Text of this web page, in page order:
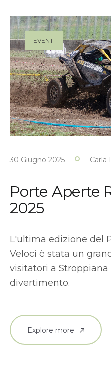
EVENTI
30 Giugno 2025 Carla
Porte Aperte
2025
L'ultima edizione del
Veloci è stata un
visitatori a
divertimento.
Explore more